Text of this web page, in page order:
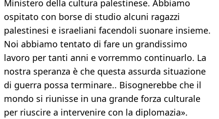
Ministero della cultura palestinese. Abbiamo
ospitato con borse di studio alcuni ragazzi
palestinesi e israeliani facendoli suonare insieme.
Noi abbiamo tentato di fare un grandissimo
lavoro per tanti anni e vorremmo continuarlo. La
nostra speranza è che questa assurda situazione
di guerra possa terminare.. Bisognerebbe che il
mondo si riunisse in una grande forza culturale
per riuscire a intervenire con la diplomazia».